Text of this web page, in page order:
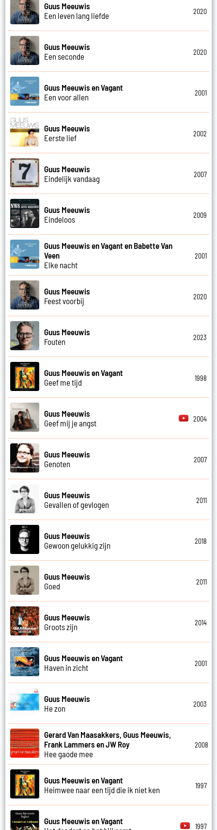
Guus Meeuwis
Een leven lang liefde
2020
Guus Meeuwis
Een seconde
2020
Guus Meeuwis en Vagant
Een voor allen
2001
Guus Meeuwis
Eerste lief
2002
Guus Meeuwis
Eindelijk vandaag
2007
Guus Meeuwis
Eindeloos
2009
Guus Meeuwis en Vagant en Babette Van
Veen
Elke nacht
2001
Guus Meeuwis
Feest voorbij
2020
Guus Meeuwis
Fouten
2023
Guus Meeuwis en Vagant
Geef me tijd
1998
Guus Meeuwis
Geef mij je angst
2004
Guus Meeuwis
Genoten
2007
Guus Meeuwis
Gevallen of gevlogen
2011
Guus Meeuwis
Gewoon gelukkig zijn
2018
Guus Meeuwis
Goed
2011
Guus Meeuwis
Groots zijn
2014
Guus Meeuwis en Vagant
Haven in zicht
2001
Guus Meeuwis
He zon
2003
Gerard Van Maasakkers, Guus Meeuwis,
Frank Lammers en JW Roy
Hee gaode mee
2008
Guus Meeuwis en Vagant
Heimwee naar een tijd die ik niet ken
1997
Guus Meeuwis en Vagant
1997